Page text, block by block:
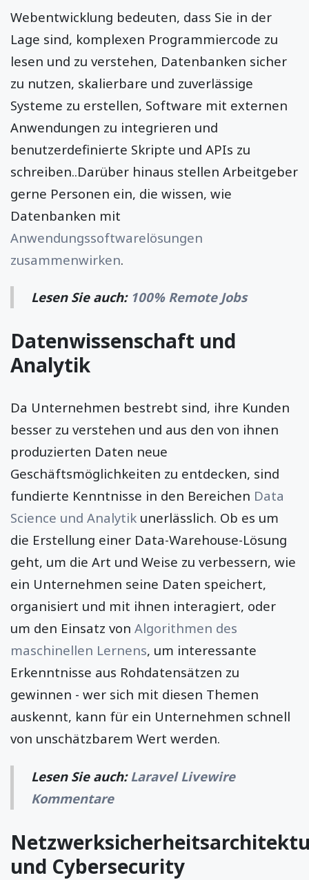
Webentwicklung bedeuten, dass Sie in der
Lage sind, komplexen Programmiercode zu
lesen und zu verstehen, Datenbanken sicher
zu nutzen, skalierbare und zuverlässige
Systeme zu erstellen, Software mit externen
Anwendungen zu integrieren und
benutzerdefinierte Skripte und APIs zu
schreiben..Darüber hinaus stellen Arbeitgeber
gerne Personen ein, die wissen, wie
Datenbanken mit
Anwendungssoftwarelösungen
zusammenwirken.
Lesen Sie auch: 100% Remote Jobs
Datenwissenschaft und
Analytik
Da Unternehmen bestrebt sind, ihre Kunden
besser zu verstehen und aus den von ihnen
produzierten Daten neue
Geschäftsmöglichkeiten zu entdecken, sind
fundierte Kenntnisse in den Bereichen Data
Science und Analytik unerlässlich. Ob es um
die Erstellung einer Data-Warehouse-Lösung
geht, um die Art und Weise zu verbessern, wie
ein Unternehmen seine Daten speichert,
organisiert und mit ihnen interagiert, oder
um den Einsatz von Algorithmen des
maschinellen Lernens, um interessante
Erkenntnisse aus Rohdatensätzen zu
gewinnen - wer sich mit diesen Themen
auskennt, kann für ein Unternehmen schnell
von unschätzbarem Wert werden.
Lesen Sie auch: Laravel Livewire
Kommentare
und Cybersecurity